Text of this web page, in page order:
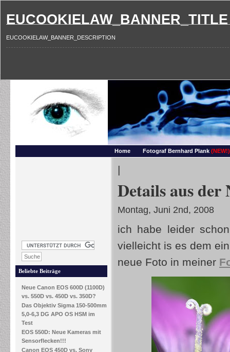
EUCOOKIELAW_BANNER_TITLE
EUCOOKIELAW_BANNER_DESCRIPTION
Home Fotograf Bernhard Plank (NEW!)
Beliebte Beiträge
Neue Canon EOS 600D (1100D)
vs. 550D vs. 450D vs. 350D?
Das Objektiv Sigma 150-500mm
5,0-6,3 DG APO OS HSM im
Test
EOS 550D: Neue Kameras mit
Sensorflecken!!!
Canon EOS 450D vs. Sony
|
Details aus der
Montag, Juni 2nd, 2008
ich habe leider
vielleicht is es dem
neue Foto in meiner